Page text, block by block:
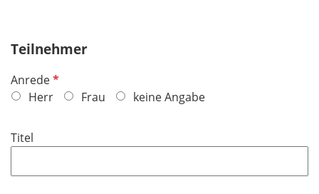
Teilnehmer
AnredeP
f
c
Herr Frau keine Angabe
Titel